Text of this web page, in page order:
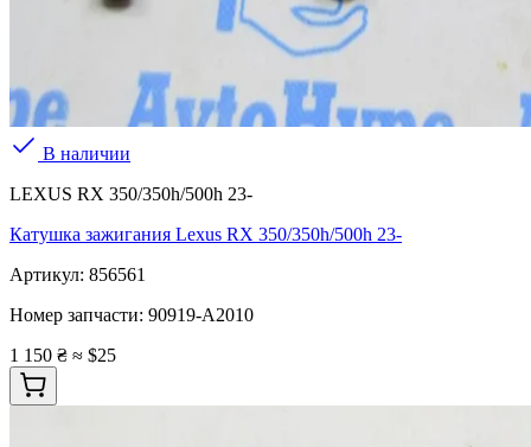
В наличии
LEXUS RX 350/350h/500h 23-
Катушка зажигания Lexus RX 350/350h/500h 23-
Артикул: 856561
Номер запчасти: 90919-A2010
1 150 ₴ ≈ $25